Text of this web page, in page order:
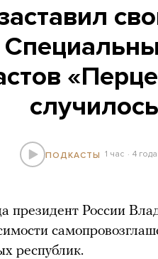
ПОДКАСТЫ 1 час 4
президент России
республик.